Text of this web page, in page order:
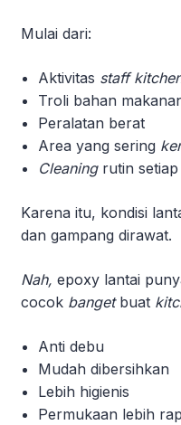
Mulai dari:
Aktivitas staff
Troli bahan
Peralatan berat
Area yang sering
Cleaningrutin setiap
Karena itu, kondisi
dan gampang dirawat.
Nah, epoxy lantai
cocok bangetbuat
Anti debu
Mudah dibersihkan
Lebih higienis
Permukaan lebih